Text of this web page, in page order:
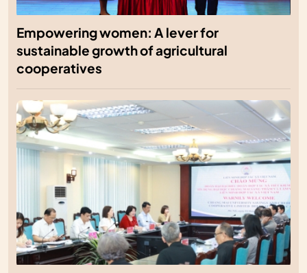
Empowering women: A lever for
sustainable growth of agricultural
cooperatives